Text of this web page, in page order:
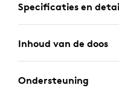
Specificaties en
Inhoud van de doos
Ondersteuning